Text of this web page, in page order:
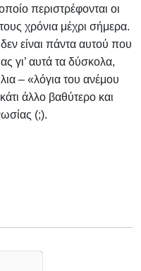
περιστρέφονται οι
χρόνια μέχρι σήμερα.
είναι πάντα αυτού που
γι’ αυτά τα δύσκολα,
– «λόγια του ανέμου
άλλο βαθύτερο και
(;).